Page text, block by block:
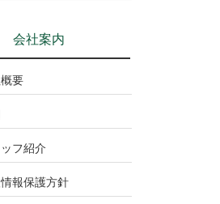
会社案内
要
フ紹介
報保護方針